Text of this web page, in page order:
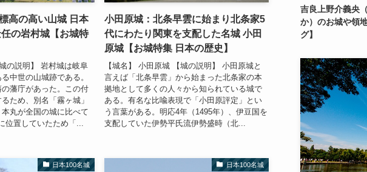
高の高い山城 日本
の岩村城【お城特
の説明】 岩村城は岐阜
中世の山城跡である。
藩庁があった。この付
ため、別名「霧ヶ城」
丸が全国の城に比べて
位置していたため「...
小田原城：北条早雲に始まり北条家5
代にわたり関東を支配した名城 小田
原城【お城特集 日本の歴史】
【城名】 小田原城 【城の説明】 小田原城と
言えば「北条早雲」から始まった北条家の本
拠地として多くの人々から知られている城で
ある。有名な比喩表現で「小田原評定」とい
う言葉がある。明応4年（1495年）、伊豆国を
支配していた伊勢平氏流伊勢盛時（北...
日本100名城 日本100名城
吉良上野介義央
か）のお城や領
グ】